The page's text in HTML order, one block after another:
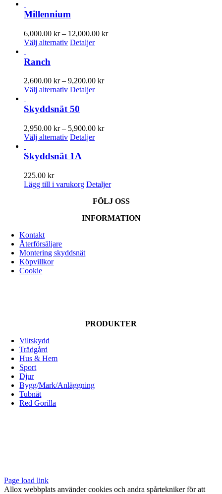
produkten
har
flera
varianter.
De
väljas
på
Millennium
6,000.00 kr – 12,000.00 krPrisintervall:
Välj alternativ Den
flera
varianter.
De
olika
alternativen
väljas
på
Detaljer
Ranch
2,600.00 kr – 9,200.00 krPrisintervall:
Välj alternativ Den
produkten
har
flera
varianter.
De
olika
alternativen
på
produktsidan
Detaljer
Skyddsnät 50
2,950.00 kr – 5,900.00 krPrisintervall:
Välj alternativ Den
produkten
varianter.
De
Detaljer
Skyddsnät 1A
225.00 kr
Lägg till i varukorg Detaljer
FÖLJ OSS
INFORMATION
Kontakt
Återförsäljare
Montering skyddsnät
Köpvillkor
Cookie
PRODUKTER
Viltskydd
Trädgård
Hus & Hem
Sport
Djur
Bygg/Mark/Anläggning
Tubnät
Red Gorilla
Page load link
Allox webbplats använder cookies och andra spårtekniker för att